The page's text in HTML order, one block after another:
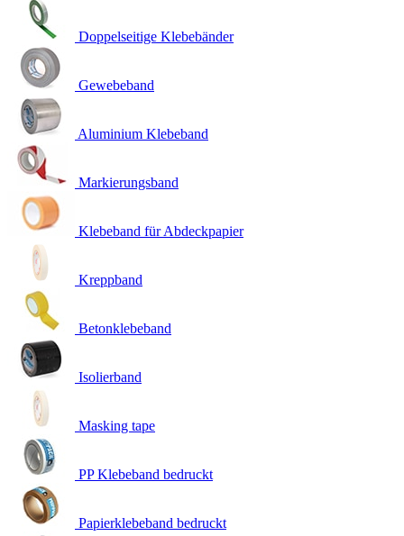
Doppelseitige Klebebänder
Gewebeband
Aluminium Klebeband
Markierungsband
Klebeband für Abdeckpapier
Kreppband
Betonklebeband
Isolierband
Masking tape
PP Klebeband bedruckt
Papierklebeband bedruckt